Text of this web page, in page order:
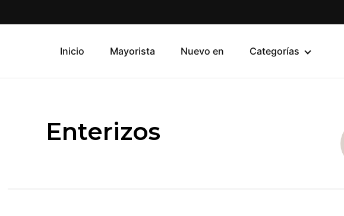
Inicio Mayorista Nuevo en Categorías
Enterizos